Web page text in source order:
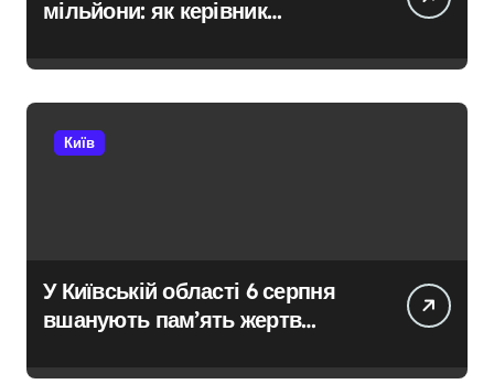
мільйони: як керівник
бюджетні кошти шахраям
Київ
У Київській області 6 серпня
вшанують пам’ять жертв